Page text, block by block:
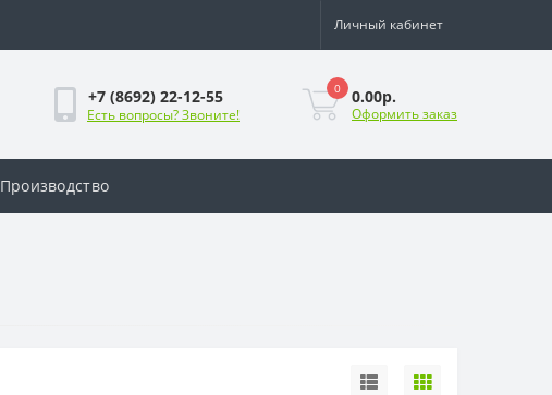
Личный кабинет
+7 (8692) 22-12-55
Есть вопросы? Звоните!
0 0.00р.
Оформить заказ
Производство